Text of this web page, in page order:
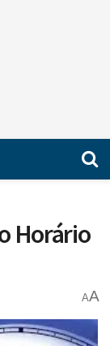
Horário
AA